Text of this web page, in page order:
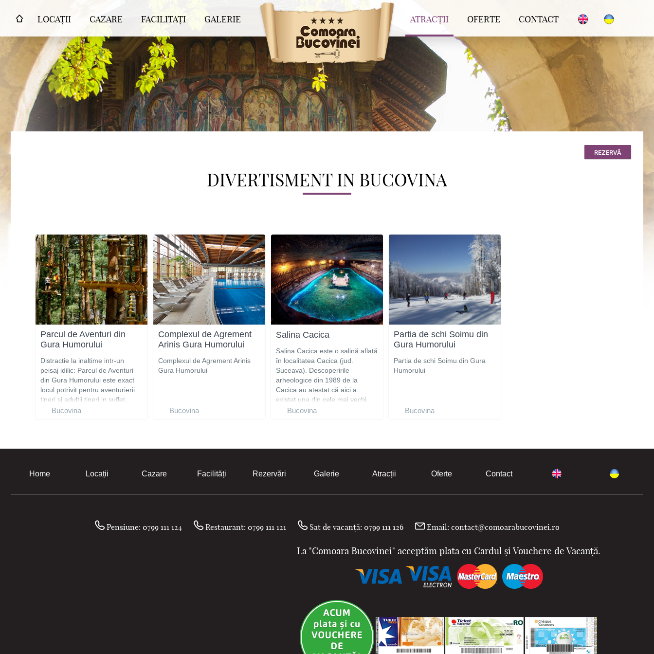
LOCAȚII
COMOARA
BUCOVINEI
SAT DE VACANȚĂ
CAZARE FACILITAȚI GALERIE ATRACȚII
MĂNĂSTIRI
MUZEE ȘI ISTORIE
DIVERTISMENT
OFERTE CONTACT
DIVERTISMENT IN BUCOVINA
REZERVĂ
Parcul de Aventuri din
Gura Humorului
Distractie la inaltime intr-un
peisaj idilic: Parcul de Aventuri
din Gura Humorului este exact
locul potrivit pentru aventurierii
tineri si adultii tineri in suflet.
Bucovina
Complexul de Agrement
Arinis Gura Humorului
Complexul de Agrement Arinis
Gura Humorului
Bucovina
Salina Cacica
Salina Cacica este o salină aflată
în localitatea Cacica (jud.
Suceava). Descoperirile
arheologice din 1989 de la
Cacica au atestat că aici a
existat una din cele mai vechi
exploatări de sare recristalizată
Criș din neoliticul timpuriu. În
Bucovina
Partia de schi Soimu din
Gura Humorului
Partia de schi Soimu din Gura
Humorului
Bucovina
Home Locații Cazare Facilități Rezervări Galerie Atracții Oferte Contact
Pensiune: 0799 111 124 Restaurant: 0799 111 121 Sat de vacanță: 0799 111 126 Email: contact@comoarabucovinei.ro
La "Comoara Bucovinei" acceptăm plata cu Cardul și Vouchere de Vacanță.